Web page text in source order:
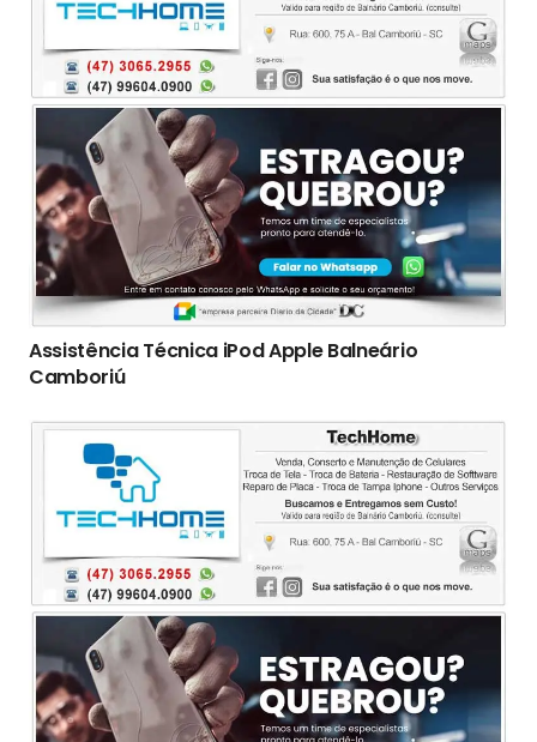
Assistência Técnica iPod Apple Balneário
Camboriú